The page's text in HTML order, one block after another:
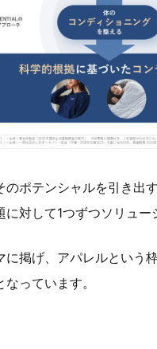
のポテンシャルを引き出
対して1つずつソリュ
に掲げ、アパレルという
っています。